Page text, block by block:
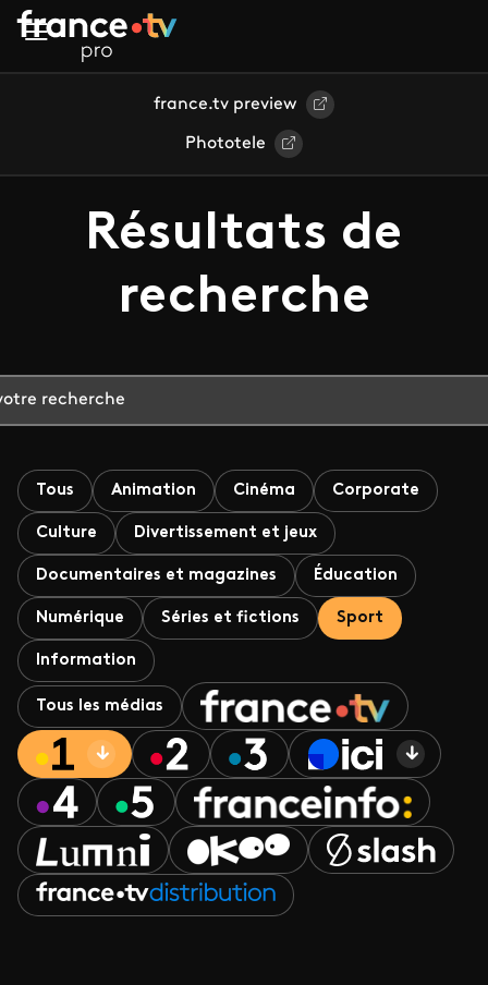
Aller au contenu principal
france.tv preview
Phototele
Résultats de
recherche
Tous Animation Cinéma Corporate
Culture Divertissement et jeux
Documentaires et magazines Éducation
Numérique Séries et fictions Sport
Information
Tous les médias